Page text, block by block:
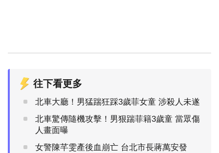
往下看更多
北車大廳！男猛踹狂踩3歲菲女童 涉殺人未遂
北車驚傳隨機攻擊！男狠踹菲籍3歲童 當眾傷
人畫面曝
女警陳芊雯產後血崩亡 台北市長蔣萬安發